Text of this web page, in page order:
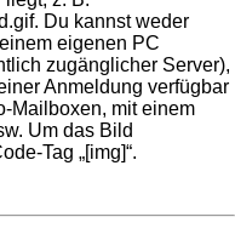
Du kannst weder
eigenen PC
zugänglicher Server),
Anmeldung verfügbar
Mailboxen, mit einem
Um das Bild
Tag „[img]“.